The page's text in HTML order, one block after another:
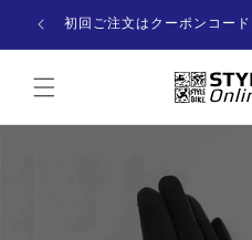
Skip to
content
初回ご注文はクーポンコー